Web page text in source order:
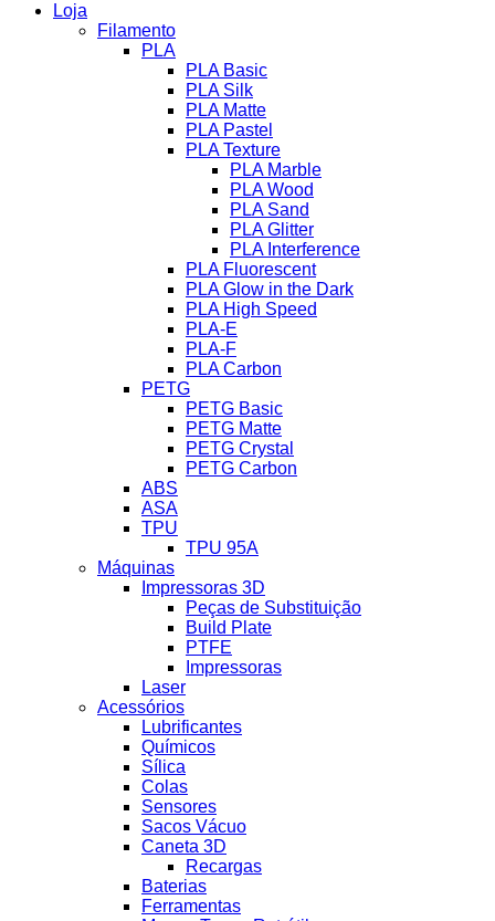
Loja
Filamento
PLA
PLA Basic
PLA Silk
PLA Matte
PLA Pastel
PLA Texture
PLA Marble
PLA Wood
PLA Sand
PLA Glitter
PLA Interference
PLA Fluorescent
PLA Glow in the Dark
PLA High Speed
PLA-E
PLA-F
PLA Carbon
PETG
PETG Basic
PETG Matte
PETG Crystal
PETG Carbon
ABS
ASA
TPU
TPU 95A
Máquinas
Impressoras 3D
Peças de Substituição
Build Plate
PTFE
Impressoras
Laser
Acessórios
Lubrificantes
Químicos
Sílica
Colas
Sensores
Sacos Vácuo
Caneta 3D
Recargas
Baterias
Ferramentas